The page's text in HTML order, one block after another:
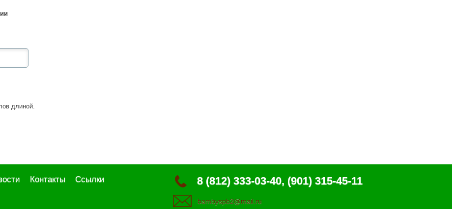
длиной.
8 (812) 333-03-40, (901) 315-45-11
bambyspb2@mail.ru
Контакты Ссылки